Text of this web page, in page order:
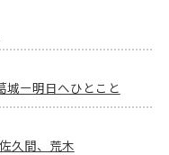
城ー明日へひとこと
久間、荒木